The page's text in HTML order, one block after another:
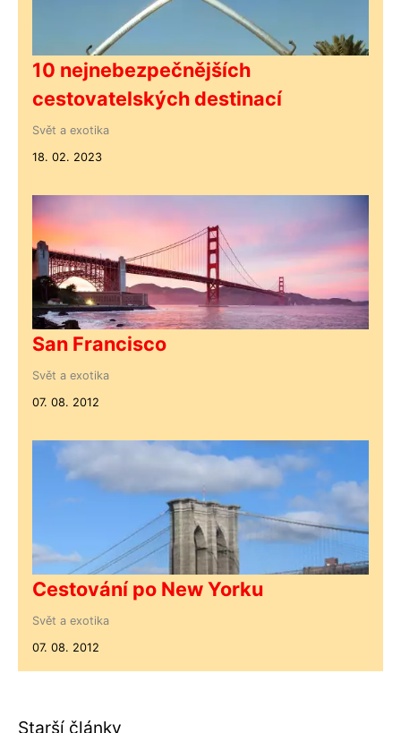
10 nejnebezpečnějších
cestovatelských destinací
Svět a exotika
18. 02. 2023
San Francisco
Svět a exotika
07. 08. 2012
Cestování po New Yorku
Svět a exotika
07. 08. 2012
Starší články